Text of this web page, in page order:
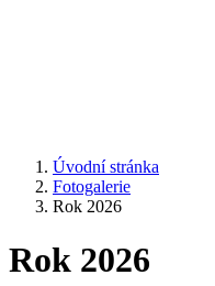
Úvodní stránka
Fotogalerie
Rok 2026
Rok 2026